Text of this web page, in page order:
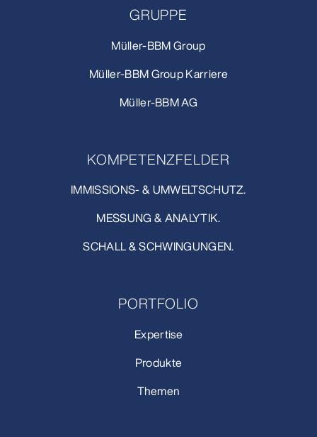
GRUPPE
Müller-BBM Group
Müller-BBM Group Karriere
Müller-BBM AG
KOMPETENZFELDER
IMMISSIONS- & UMWELTSCHUTZ.
MESSUNG & ANALYTIK.
SCHALL & SCHWINGUNGEN.
PORTFOLIO
Expertise
Produkte
Themen